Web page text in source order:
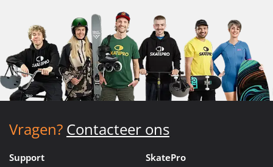
Vragen? Contacteer ons
Support SkatePro